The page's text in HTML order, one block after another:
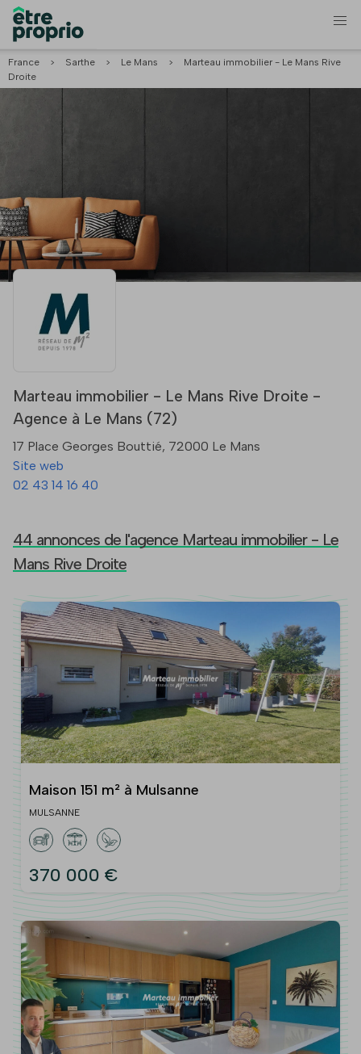
France > Sarthe > Le Mans >
Marteau immobilier - Le Mans Rive
Droite
Marteau immobilier - Le Mans Rive Droite -
Agence à Le Mans (72)
17 Place Georges Bouttié, 72000 Le Mans
Site web
02 43 14 16 40
44 annonces de l'agence Marteau immobilier - Le
Mans Rive Droite
Maison 151 m² à Mulsanne
MULSANNE
370 000 €